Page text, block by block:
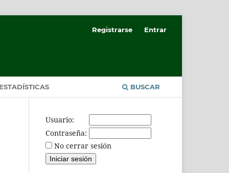
BUSCAR
Registrarse Entrar
Usuario:
Contraseña:
No cerrar sesión